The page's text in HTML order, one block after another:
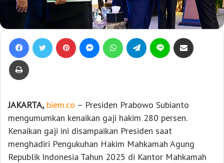
JAKARTA, biem.co – Presiden Prabowo Subianto
mengumumkan kenaikan gaji hakim 280 persen.
Kenaikan gaji ini disampaikan Presiden saat
menghadiri Pengukuhan Hakim Mahkamah Agung
Republik Indonesia Tahun 2025 di Kantor Mahkamah